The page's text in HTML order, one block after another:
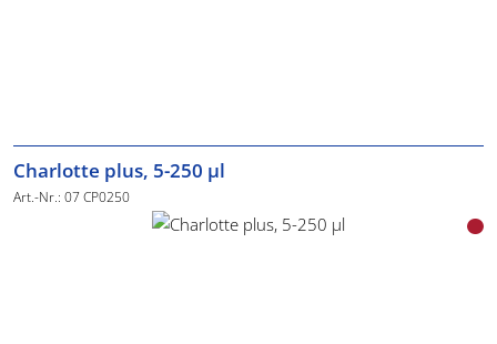
Charlotte plus, 5-250 µl
Art.-Nr.: 07 CP0250